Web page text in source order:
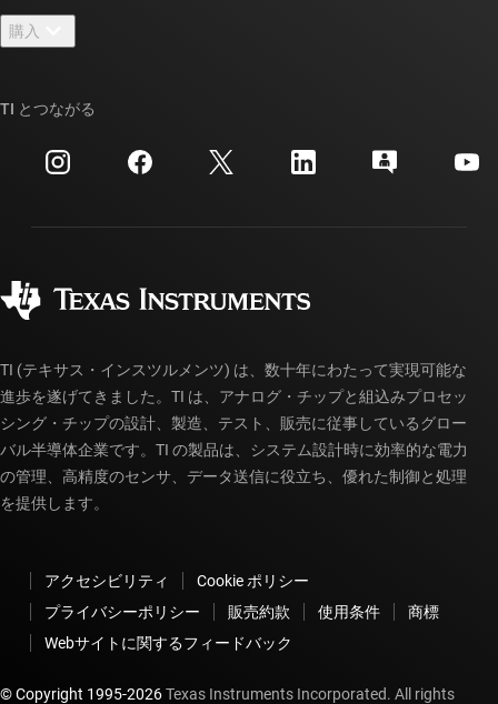
ニュース
イベント
投資家向け情報
TI E2E™ 設計サポート・フォーラム
クロスリファレンス検索
カスタマー・サポート・センター
myTI アカウントの FAQ
購入
ご注文に関する FAQ
TI とつながる
TI (テキサス・インスツルメンツ) は、数十年にわたって実現可能な
進歩を遂げてきました。TI は、アナログ・チップと組込みプロセッ
シング・チップの設計、製造、テスト、販売に従事しているグロー
バル半導体企業です。TI の製品は、システム設計時に効率的な電力
の管理、高精度のセンサ、データ送信に役立ち、優れた制御と処理
を提供します。
アクセシビリティ
Cookie ポリシー
プライバシーポリシー
販売約款 使用条件
商標
Webサイトに関するフィードバック
© Copyright 1995-2026Texas Instruments Incorporated. All rights